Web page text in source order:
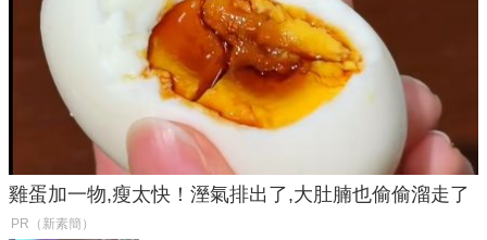
雞蛋加一物,瘦太快！溼氣排出了,大肚腩也偷偷溜走了
PR（新素簡）